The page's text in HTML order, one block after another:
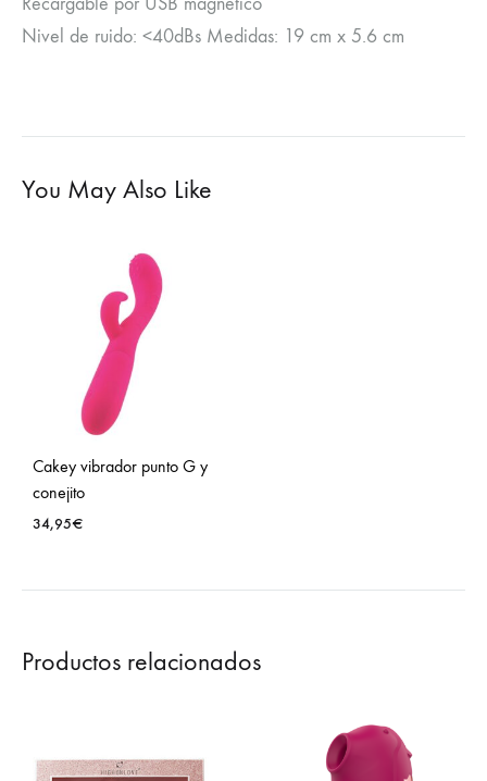
Nivel de ruido: <40dBs Medidas: 19 cm x 5.6 cm
You May Also Like
Cakey vibrador punto G y
conejito
34,95€
Productos relacionados